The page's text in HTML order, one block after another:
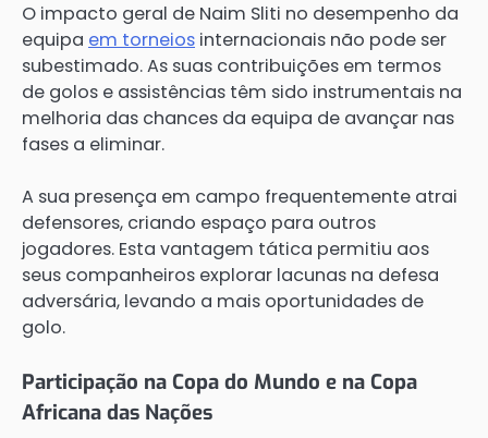
O impacto geral de Naim Sliti no desempenho da
equipa em torneios internacionais não pode ser
subestimado. As suas contribuições em termos
de golos e assistências têm sido instrumentais na
melhoria das chances da equipa de avançar nas
fases a eliminar.
A sua presença em campo frequentemente atrai
defensores, criando espaço para outros
jogadores. Esta vantagem tática permitiu aos
seus companheiros explorar lacunas na defesa
adversária, levando a mais oportunidades de
golo.
Participação na Copa do Mundo e na Copa
Africana das Nações